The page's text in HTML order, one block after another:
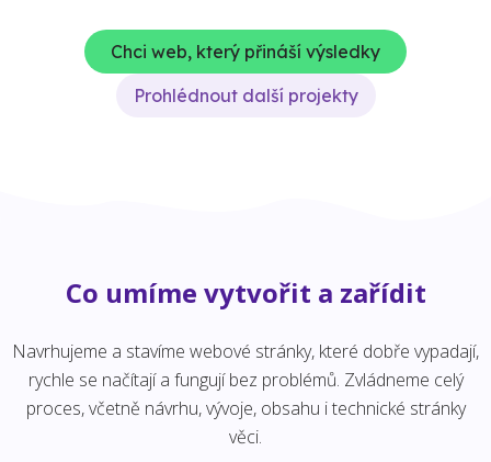
Chci web, který přináší výsledky
Prohlédnout další projekty
Co umíme vytvořit a zařídit
Navrhujeme a stavíme webové stránky, které dobře vypadají,
rychle se načítají a fungují bez problémů. Zvládneme celý
proces, včetně návrhu, vývoje, obsahu i technické stránky
věci.